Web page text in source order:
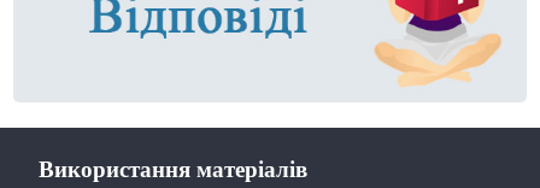
Використання матеріалів